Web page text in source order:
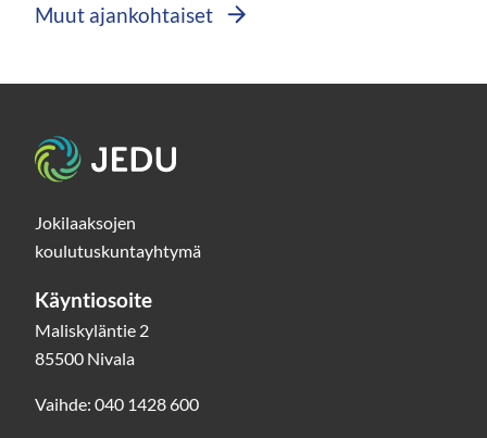
Muut ajankohtaiset
Etusivu
Jokilaaksojen
koulutuskuntayhtymä
Käyntiosoite
Maliskyläntie 2
85500 Nivala
Vaihde: 040 1428 600